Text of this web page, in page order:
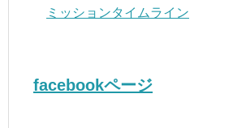
ミッションタイムライン
facebookページ